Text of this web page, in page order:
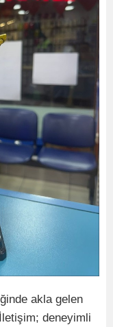
akla gelen
deneyimli